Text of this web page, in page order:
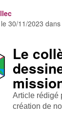
le30/11/2023
Le
Article rédigé
création de